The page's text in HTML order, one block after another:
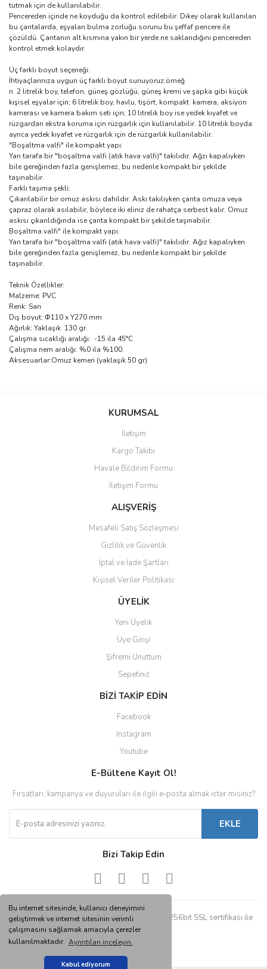
Bu internet sitesinde, kullanıcı deneyimini
geliştirmek ve internet sitesinin verimli
çalışmasını sağlamak amacıyla çerezler
kullanılmaktadır. Ayrıntıları inceleyin.
Kabul ediyorum
tutmak için de kullanılabilir.
Pencereden içinde ne koyduğu da kontrol edilebilir. Dikey olarak kullanılan
bu çantalarda, eşyaları bulma zorluğu sorunu bu şeffaf pencere ile
çözüldü. Çantanın alt kısmına yakın bir yerde ne saklandığını pencereden
kontrol etmek kolaydır.
Üç farklı boyut seçeneği:
İhtiyaçlarınıza uygun üç farklı boyut sunuyoruz:örneğ
n 2 litrelik boy, telefon, güneş gözlüğü, güneş kremi ve şapka gibi küçük
kişisel eşyalar için; 6 litrelik boy, havlu, tişört, kompakt kamera, aksiyon
kamerası ve kamera bakım seti için; 10 litrelik boy ise yedek kıyafet ve
rüzgardan ekstra koruma için rüzgarlık için kullanılabilir. 10 litrelik boyda
ayrıca yedek kıyafet ve rüzgarlık için de rüzgarlık kullanılabilir.
"Boşaltma valfi" ile kompakt yapı:
Yan tarafa bir "boşaltma valfi (atık hava valfi)" takılıdır. Ağzı kapalıyken
bile gereğinden fazla genişlemez, bu nedenle kompakt bir şekilde
taşınabilir.
Farklı taşıma şekli:
Çıkarılabilir bir omuz askısı dahildir. Askı takılıyken çanta omuza veya
çapraz olarak asılabilir, böylece iki eliniz de rahatça serbest kalır. Omuz
askısı çıkarıldığında ise çanta kompakt bir şekilde taşınabilir.
Boşaltma valfi" ile kompakt yapı:
Yan tarafa bir "boşaltma valfi (atık hava valfi)" takılıdır. Ağız kapalıyken
bile gereğinden fazla genişlemez, bu nedenle kompakt bir şekilde
taşınabilir.
Teknik Özellikler:
Malzeme: PVC
Renk: Sarı
Dış boyut: Φ110 x Y270 mm
Ağırlık: Yaklaşık 130 gr.
Çalışma sıcaklığı aralığı: -15 ila 45°C
Çalışma nem aralığı: %0 ila %100.
Aksesuarlar:Omuz kemeri (yaklaşık 50 gr)
Bu ürüne ilk yorumu siz yapın!
Ürün resmi kalitesiz, bozuk veya görüntülenemiyor.
Ürün açıklamasında eksik bilgiler bulunuyor.
Ürün bilgilerinde hatalar bulunuyor.
Ürün fiyatı diğer sitelerden daha pahalı.
Gönder
KURUMSAL
İletişim
Kargo Takibi
Havale Bildirim Formu
İletişim Formu
ALIŞVERİŞ
Mesafeli Satış Sözleşmesi
Gizlilik ve Güvenlik
İptal ve İade Şartları
Kişisel Veriler Politikası
ÜYELİK
Yeni Üyelik
Üye Girişi
Şifremi Unuttum
Sepetiniz
BİZİ TAKİP EDİN
Facebook
Instagram
Youtube
E-Bültene Kayıt Ol!
Fırsatları, kampanya ve duyuruları ile ilgili e-posta almak ister misiniz?
EKLE
Bizi Takip Edin
© Tüm hakları saklıdır. Kredi kartı bilgileriniz 256bit SSL sertifikası ile
korunmaktadır.